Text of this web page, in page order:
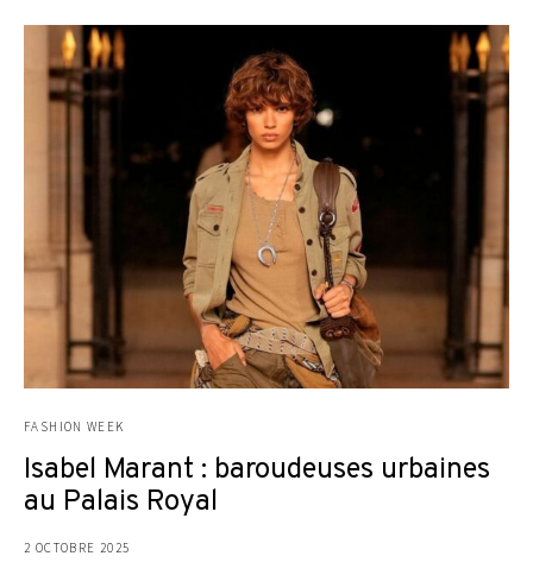
FASHION WEEK
Isabel Marant : baroudeuses urbaines
au Palais Royal
2 OCTOBRE 2025